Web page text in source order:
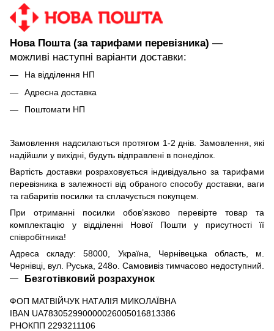
Нова Пошта (за тарифами перевізника) —
можливі наступні варіанти доставки:
На відділення НП
Адресна доставка
Поштомати НП
Замовлення надсилаються протягом 1-2 днів. Замовлення, які
надійшли у вихідні, будуть відправлені в понеділок.
Вартість доставки розраховується індивідуально за тарифами
перевізника в залежності від обраного способу доставки, ваги
та габаритів посилки та сплачується покупцем.
При отриманні посилки обов’язково перевірте товар та
комплектацію у відділенні Нової Пошти у присутності її
співробітника!
Адреса складу: 58000, Україна, Чернівецька область, м.
Чернівці, вул. Руська, 248о. Самовивіз тимчасово недоступний.
Безготівковий розрахунок
ФОП МАТВІЙЧУК НАТАЛІЯ МИКОЛАЇВНА
IBAN UA783052990000026005016813386
РНОКПП 2293211106